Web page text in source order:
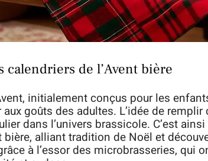
calendriers de l’Avent bière
initialement conçus pour les
aux goûts des adultes. L’idée de remplir
dans l’univers brassicole. C’est
bière, alliant tradition de Noël et
à l’essor des microbrasseries, qui